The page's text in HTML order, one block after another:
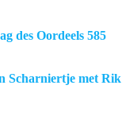
des Oordeels 585
Scharniertje met Rik